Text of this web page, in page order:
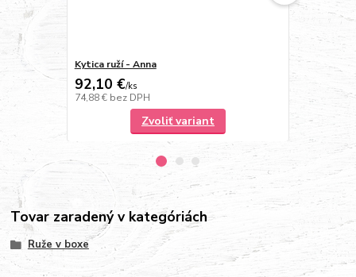
Kytica ruží - Anna
92,10 €/ks
74,88 € bez DPH
Zvoliť variant
Kytička
47,10 €
38,29 € bez
Tovar zaradený v kategóriách
Ruže v boxe